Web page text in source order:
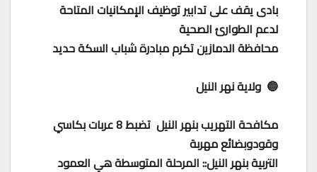
بادى يقف على تدابير توظيف الإمكانيات المتاحة
لدعم الطوارئ الصحية
محافظة الدمازين تكرم مبادرة شباب السكة حديد
🔵 ولاية نهر النيل
مكافحة التهريب بنهر النيل تضبط 8 عربات بكاسي
وقودوبضائع مهربة
التربية بنهر النيل:: المرحلة المتوسطة هي العمود